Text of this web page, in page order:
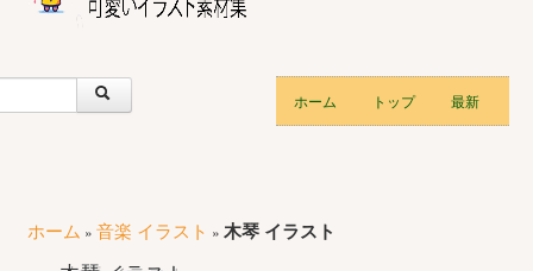
ホーム トップ 最新
ホーム » 音楽 イラスト » 木琴 イラスト